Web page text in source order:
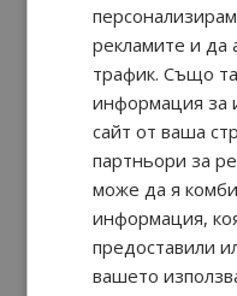
Tuberoza - X
рекламите и да
трафик. Също
информация за
сайт от ваша
партньори за
може да я
информация,
предоставили
вашето